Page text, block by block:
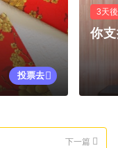
投票去
3天
你
下一篇